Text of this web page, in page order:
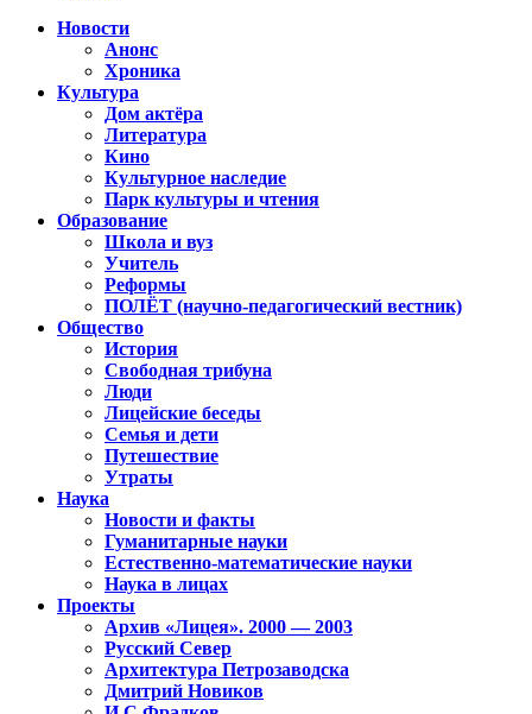
Новости
Анонс
Хроника
Культура
Дом актёра
Литература
Кино
Культурное наследие
Парк культуры и чтения
Образование
Школа и вуз
Учитель
Реформы
ПОЛЁТ (научно-педагогический вестник)
Общество
История
Свободная трибуна
Люди
Лицейские беседы
Семья и дети
Путешествие
Утраты
Наука
Новости и факты
Гуманитарные науки
Естественно-математические науки
Наука в лицах
Проекты
Архив «Лицея». 2000 — 2003
Русский Север
Архитектура Петрозаводска
Дмитрий Новиков